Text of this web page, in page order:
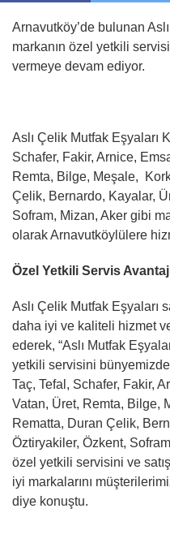
Arnavutköy’de bulunan
markanın özel yetkili
vermeye devam ediyor.
Aslı Çelik Mutfak Eşyaları
Schafer, Fakir, Arnice,
Remta, Bilge, Meşale,
Çelik, Bernardo, Kayalar,
Sofram, Mizan, Aker gibi
olarak Arnavutköylülere
Özel Yetkili Servis
Aslı Çelik Mutfak Eşyaları
daha iyi ve kaliteli hizmet
ederek, “Aslı Mutfak
yetkili servisini bünyemizde
Taç, Tefal, Schafer, Fakir,
Vatan, Üret, Remta, Bilge,
Rematta, Duran Çelik,
Öztiryakiler, Özkent,
özel yetkili servisini ve
iyi markalarını
diye konuştu.